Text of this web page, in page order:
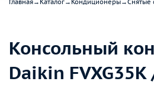
Главная→ Каталог→ Кондиционеры→Снятые
Консольный
Daikin FVXG35K